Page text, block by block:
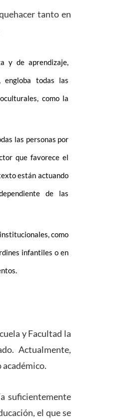
tanto en
y de aprendizaje,
engloba todas las
como la
las personas por
que favorece el
están actuando
de las
como
infantiles o en
y Facultad la
Actualmente,
suficientemente
el que se